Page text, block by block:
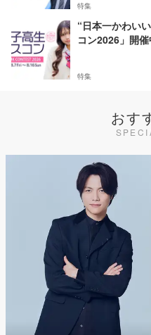
特集
“日本一かわい
コン2026」開催
特集
おす